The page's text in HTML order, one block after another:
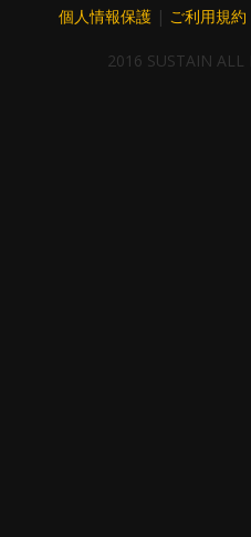
個人情報保護 | ご利用規約
2016 SUSTAIN ALL